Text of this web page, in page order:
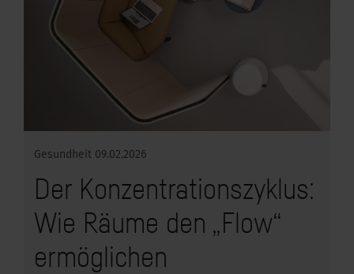
Gesundheit 09.02.2026
Der Konzentrationszyklus:
Wie Räume den „Flow“
ermöglichen